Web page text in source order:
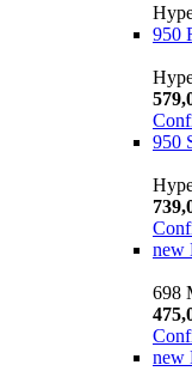
950
950
new
698
new